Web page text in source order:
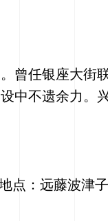
曾任银座大街
中不遗余力。
：远藤波津子